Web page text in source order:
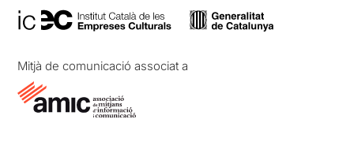
Mitjà de comunicació associat a